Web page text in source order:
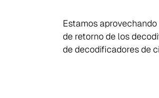
Estamos
de retorno de los
de decodificadores de